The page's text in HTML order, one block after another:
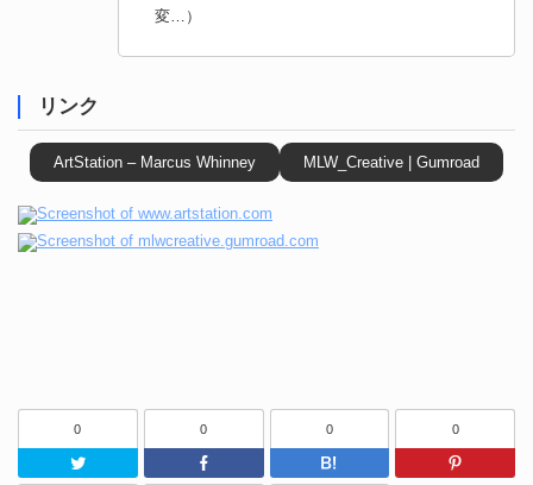
変…）
リンク
ArtStation – Marcus Whinney MLW_Creative | Gumroad
0
Twitter
0
Facebook
0
はてなブッ
0